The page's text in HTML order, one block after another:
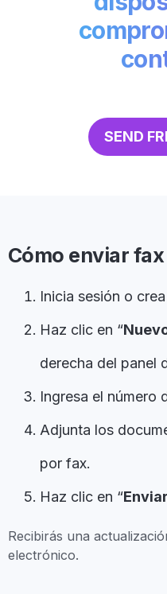
SEND
Cómo enviar
Inicia sesión o
Haz clic en “
derecha del panel
Ingresa el número
Adjunta los
por fax.
Haz clic en “Enviar
Recibirás una
electrónico.